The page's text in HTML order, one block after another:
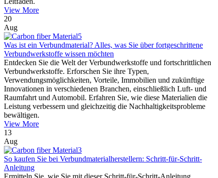
View More
20
Aug
Was ist ein Verbundmaterial? Alles, was Sie über fortgeschrittene
Verbundwerkstoffe wissen möchten
Entdecken Sie die Welt der Verbundwerkstoffe und fortschrittlichen
Verbundwerkstoffe. Erforschen Sie ihre Typen,
Verwendungsmöglichkeiten, Vorteile, Immobilien und zukünftige
Innovationen in verschiedenen Branchen, einschließlich Luft- und
Raumfahrt und Automobil. Erfahren Sie, wie diese Materialien die
Leistung verbessern und gleichzeitig die Nachhaltigkeitsprobleme
bewältigen.
View More
13
Aug
So kaufen Sie bei Verbundmaterialherstellern: Schritt-für-Schritt-
Anleitung
Ermitteln Sie, wie Sie mit dieser Schritt-für-Schritt-Anleitung